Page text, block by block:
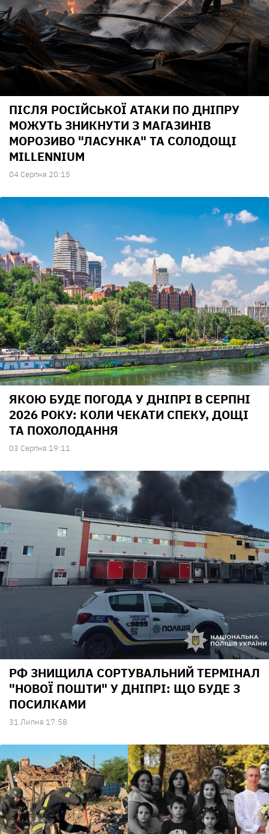
ПІСЛЯ РОСІЙСЬКОЇ АТАКИ ПО ДНІПРУ
МОЖУТЬ ЗНИКНУТИ З МАГАЗИНІВ
МОРОЗИВО "ЛАСУНКА" ТА СОЛОДОЩІ
MILLENNIUM
04 Серпня 20:15
ЯКОЮ БУДЕ ПОГОДА У ДНІПРІ В СЕРПНІ
2026 РОКУ: КОЛИ ЧЕКАТИ СПЕКУ, ДОЩІ
ТА ПОХОЛОДАННЯ
03 Серпня 19:11
РФ ЗНИЩИЛА СОРТУВАЛЬНИЙ ТЕРМІНАЛ
"НОВОЇ ПОШТИ" У ДНІПРІ: ЩО БУДЕ З
ПОСИЛКАМИ
31 Липня 17:58